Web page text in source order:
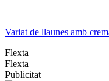
Variat de llaunes amb
Flexta
Flexta
Publicitat